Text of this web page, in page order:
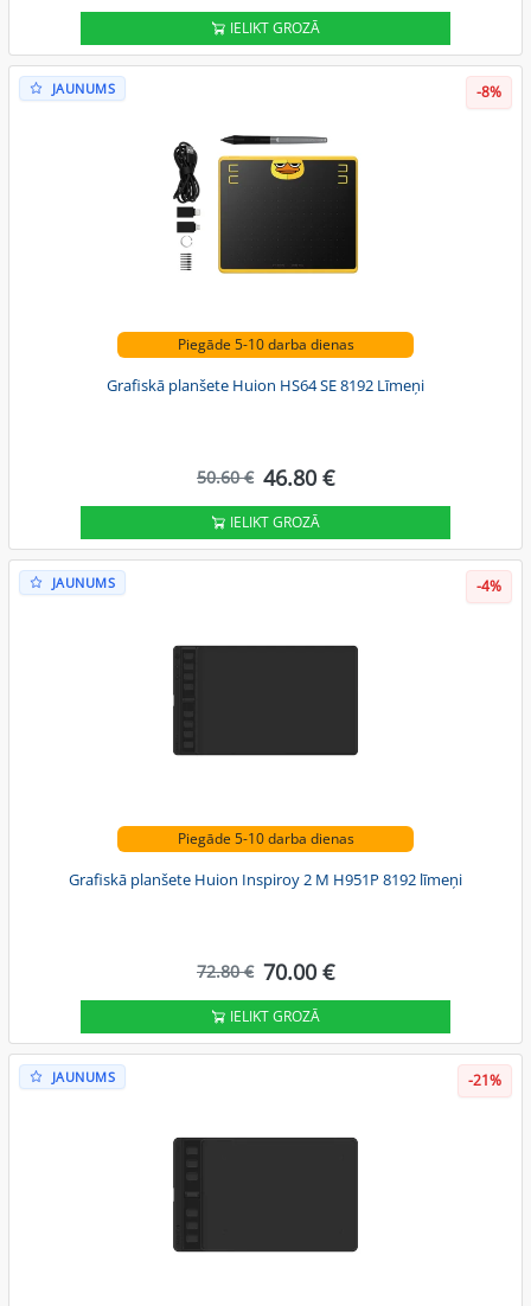
IELIKT GROZĀ
JAUNUMS -8%
Piegāde 5-10 darba dienas
Grafiskā planšete Huion HS64 SE 8192 Līmeņi
50.60 € 46.80 €
IELIKT GROZĀ
JAUNUMS -4%
Piegāde 5-10 darba dienas
Grafiskā planšete Huion Inspiroy 2 M H951P 8192 līmeņi
72.80 € 70.00 €
IELIKT GROZĀ
JAUNUMS -21%